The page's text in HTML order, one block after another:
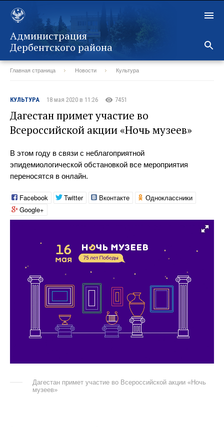
Администрация
Дербентского района
Главная страница Новости Культура
КУЛЬТУРА 18 мая 2020 в 11:26 7451
Дагестан примет участие во
Всероссийской акции «Ночь музеев»
В этом году в связи с неблагоприятной
эпидемиологической обстановкой все мероприятия
переносятся в онлайн.
Facebook Twitter Вконтакте
Одноклассники
Google+
Дагестан примет участие во Всероссийской акции «Ночь
музеев»